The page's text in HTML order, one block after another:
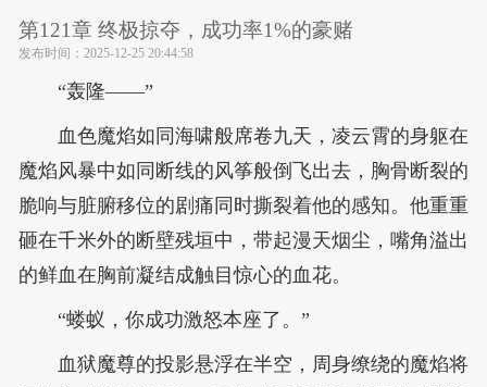
第121章 终极掠夺，成功率1%的豪赌
发布时间： 2025-12-25 20:44:58
“轰隆——”
血色魔焰如同海啸般席卷九天，凌云霄的身躯在
魔焰风暴中如同断线的风筝般倒飞出去，胸骨断裂的
脆响与脏腑移位的剧痛同时撕裂着他的感知。他重重
砸在千米外的断壁残垣中，带起漫天烟尘，嘴角溢出
的鲜血在胸前凝结成触目惊心的血花。
“蝼蚁，你成功激怒本座了。”
血狱魔尊的投影悬浮在半空，周身缭绕的魔焰将